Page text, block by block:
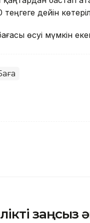
дейін
өсуі мүмкін
заңсыз